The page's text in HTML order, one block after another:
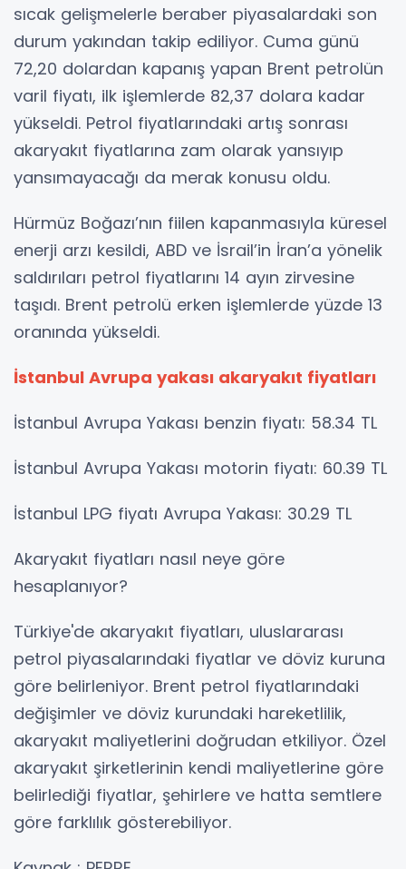
sıcak gelişmelerle beraber piyasalardaki son
durum yakından takip ediliyor. Cuma günü
72,20 dolardan kapanış yapan Brent petrolün
varil fiyatı, ilk işlemlerde 82,37 dolara kadar
yükseldi. Petrol fiyatlarındaki artış sonrası
akaryakıt fiyatlarına zam olarak yansıyıp
yansımayacağı da merak konusu oldu.
Hürmüz Boğazı’nın fiilen kapanmasıyla küresel
enerji arzı kesildi, ABD ve İsrail’in İran’a yönelik
saldırıları petrol fiyatlarını 14 ayın zirvesine
taşıdı. Brent petrolü erken işlemlerde yüzde 13
oranında yükseldi.
İstanbul Avrupa yakası akaryakıt fiyatları
İstanbul Avrupa Yakası benzin fiyatı: 58.34 TL
İstanbul Avrupa Yakası motorin fiyatı: 60.39 TL
İstanbul LPG fiyatı Avrupa Yakası: 30.29 TL
Akaryakıt fiyatları nasıl neye göre
hesaplanıyor?
Türkiye'de akaryakıt fiyatları, uluslararası
petrol piyasalarındaki fiyatlar ve döviz kuruna
göre belirleniyor. Brent petrol fiyatlarındaki
değişimler ve döviz kurundaki hareketlilik,
akaryakıt maliyetlerini doğrudan etkiliyor. Özel
akaryakıt şirketlerinin kendi maliyetlerine göre
belirlediği fiyatlar, şehirlere ve hatta semtlere
göre farklılık gösterebiliyor.